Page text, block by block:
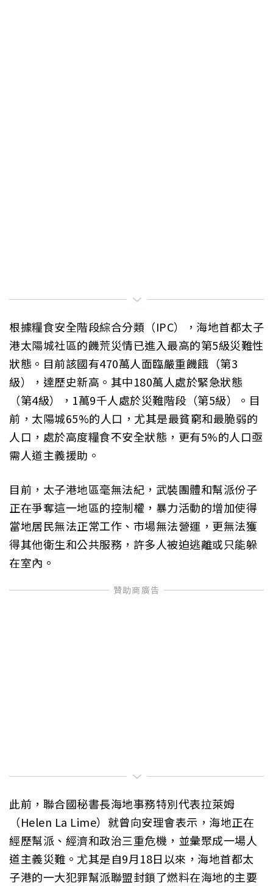
根據糧食安全階段綜合分類（IPC），海地首都太子
港太陽城社區的饑荒災情已進入最高的第5級災難性
狀態。目前該國有470萬人面臨嚴重饑餓（第3
級），達歷史新高。其中180萬人處於緊急狀態
（第4級），1萬9千人處於災難階段（第5級）。目
前，太陽城65%的人口，尤其是最貧窮和最脆弱的
人口，處於高度糧食不安全狀態，更有5%的人口亟
需人道主義援助。
目前，太子港地區毫無法紀，武裝團體和幫派份子
正在爭奪這一地區的控制權，暴力活動的增加使得
當地居民無法正常工作、市場無法營運，更無法獲
得其他衛生和公共服務，許多人被迫逃離或只能躲
在室內。
此前，聯合國秘書長海地事務特別代表拉萊姆
（Helen La Lime）就曾向安理會表示，海地正在
經歷幫派、經濟和政治三重危機，並彙聚成一場人
道主義災難。尤其是自9月18日以來，海地首都太
子港的一大犯罪幫派聯盟封鎖了燃料在海地的主要